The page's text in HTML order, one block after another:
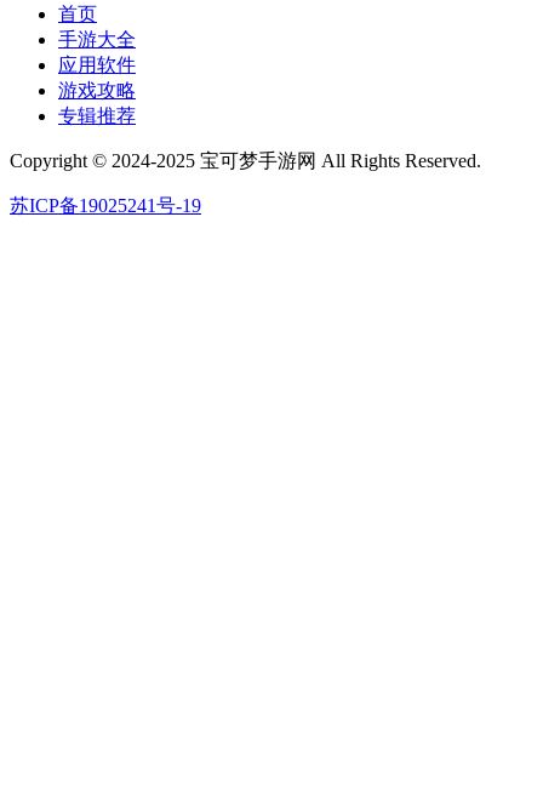
首页
手游大全
应用软件
游戏攻略
专辑推荐
Copyright © 2024-2025 宝可梦手游网 All Rights Reserved.
苏ICP备19025241号-19